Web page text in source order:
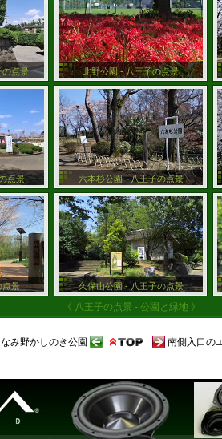
の点景 北野公園 - 八王子の点景
点景 六本杉公園 - 八王子の点景
点景 久保山公園 - 八王子の点景
《 八王子の点景 - 公園と緑地 》
み野かしのき公園 南側入口の